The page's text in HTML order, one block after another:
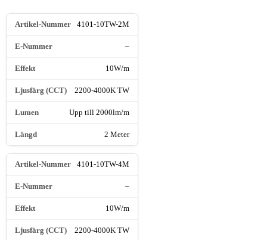
4101-10TW-2M
–
10W/m
2200-4000K TW
Upp till 2000lm/m
2 Meter
4101-10TW-4M
–
10W/m
2200-4000K TW